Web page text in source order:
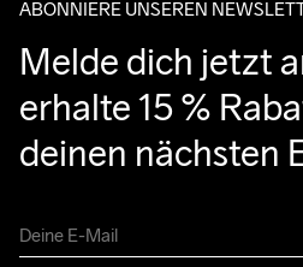
ABONNIERE UNSEREN
Melde dich jetzt
erhalte 15 %
deinen nächsten